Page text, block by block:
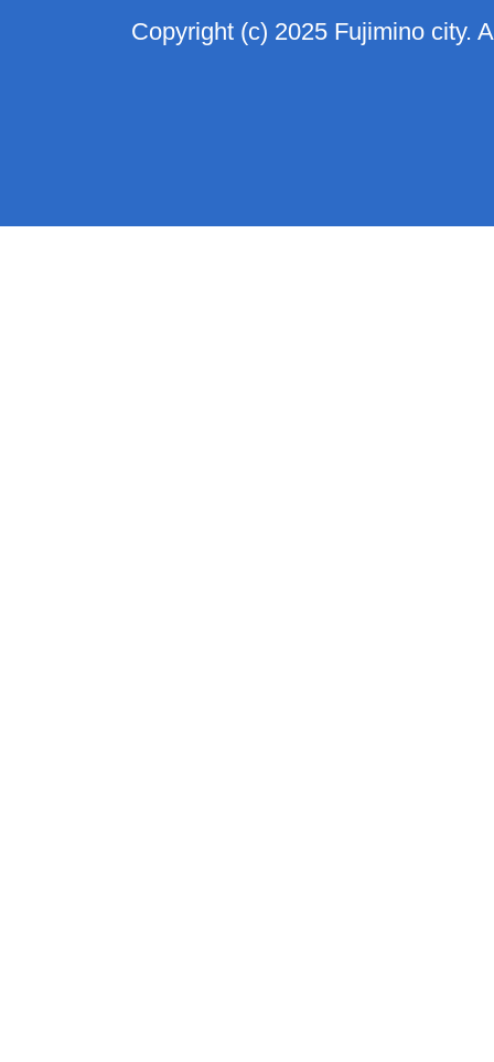
Copyright (c) 2025 Fujimino city.